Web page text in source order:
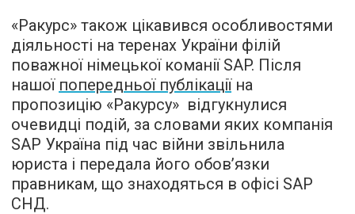
«Ракурс» також цікавився особливостями
діяльності на теренах України філій
поважної німецької команії SAP. Після
нашої попередньої публікаціїна
пропозицію «Ракурсу» відгукнулися
очевидці подій, за словами яких компанія
SAP Україна під час війни звільнила
юриста і передала його обовʼязки
правникам, що знаходяться в офісі SAP
СНД.